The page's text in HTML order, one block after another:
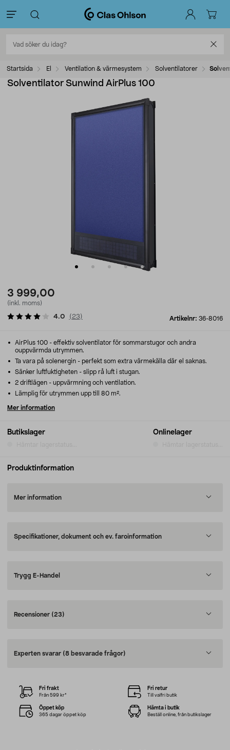
Startsida El Ventilation & värmesystem Solventilatorer
Solventilator Sunwind AirPlus 100
3 999,00
(inkl. moms)
Artikelnr: 36-8016
4.0 ( 23)
Butikslager Onlinelager
AirPlus 100 - effektiv solventilator för sommarstugor och andra
ouppvärmda utrymmen.
Ta vara på solenergin - perfekt som extra värmekälla där el saknas.
Sänker luftfuktigheten - slipp rå luft i stugan.
2 driftlägen - uppvärmning och ventilation.
Lämplig för utrymmen upp till 80 m².
Mer information
Produktinformation
Mer information
Specifikationer, dokument och ev. faroinformation
Trygg E-Handel
Recensioner (23)
Experten svarar (8 besvarade frågor)
Fri frakt
Från 599 kr*
Fri retur
Till valfri butik
Öppet köp
365 dagar öppet köp
Hämta i butik
Beställ online, från butikslager